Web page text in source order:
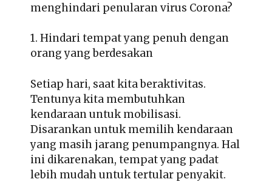
menghindari penularan virus Corona?
1. Hindari tempat yang penuh dengan
orang yang berdesakan
Setiap hari, saat kita beraktivitas.
Tentunya kita membutuhkan
kendaraan untuk mobilisasi.
Disarankan untuk memilih kendaraan
yang masih jarang penumpangnya. Hal
ini dikarenakan, tempat yang padat
lebih mudah untuk tertular penyakit.